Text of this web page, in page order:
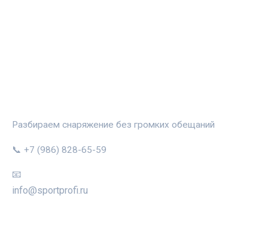
Разбираем снаряжение без громких обещаний
📞 +7 (986) 828-65-59
📧
info@sportprofi.ru